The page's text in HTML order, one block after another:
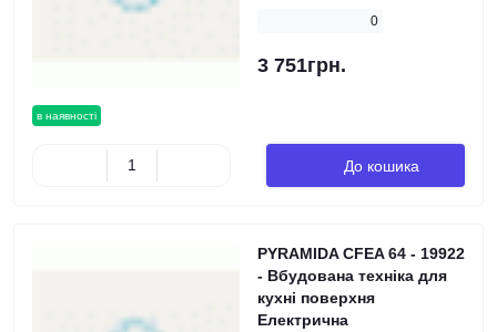
в наявності
0
3 751грн.
До кошика
PYRAMIDA CFEA 64 - 19922
- Вбудована техніка для
кухні поверхня
Електрична